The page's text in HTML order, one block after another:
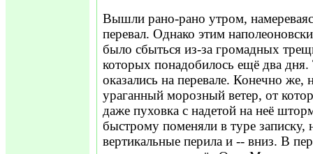
Вышли рано-рано утром,
перевал. Однако этим
было сбыться из-за громадных
которых понадобилось ещё два
оказались на перевале. Конечно же,
ураганный морозный ветер, от
даже пуховка с надетой на неё
быстрому поменяли в туре записку,
вертикальные перила и -- вниз. В